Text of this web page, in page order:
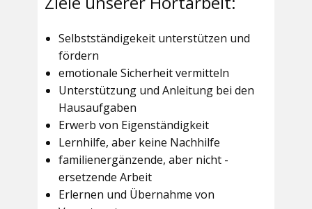
Selbstständigekeit unterstützen und
fördern
emotionale Sicherheit vermitteln
Unterstützung und Anleitung bei den
Hausaufgaben
Erwerb von Eigenständigkeit
Lernhilfe, aber keine Nachhilfe
familienergänzende, aber nicht -
ersetzende Arbeit
Erlernen und Übernahme von